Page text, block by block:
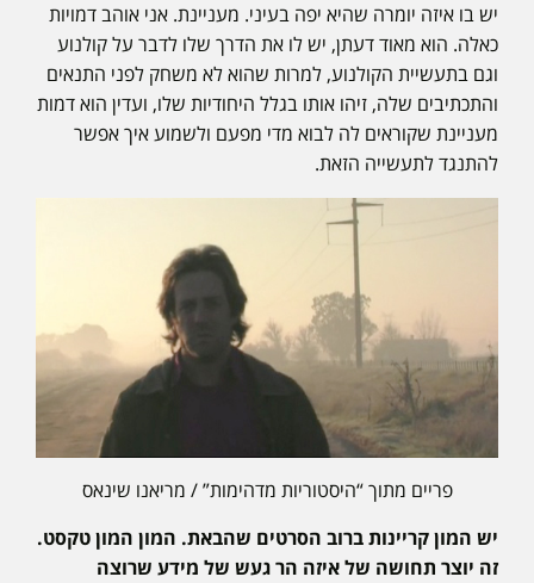
יש בו איזה יומרה שהיא יפה בעיני. מעניינת. אני אוהב דמויות
כאלה. הוא מאוד דעתן, יש לו את הדרך שלו לדבר על קולנוע
וגם בתעשיית הקולנוע, למרות שהוא לא משחק לפני התנאים
והתכתיבים שלה, זיהו אותו בגלל היחודיות שלו, ועדין הוא דמות
מעניינת שקוראים לה לבוא מדי מפעם ולשמוע איך אפשר
להתנגד לתעשייה הזאת.
פריים מתוך “היסטוריות מדהימות” / מריאנו שינאס
יש המון קריינות ברוב הסרטים שהבאת. המון המון טקסט.
זה יוצר תחושה של איזה הר געש של מידע שרוצה